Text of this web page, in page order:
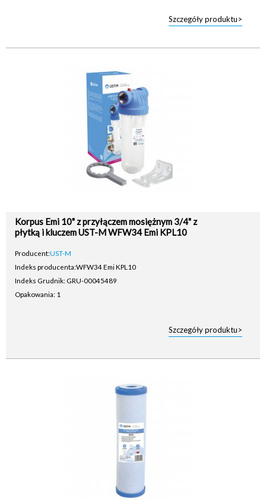
Szczegóły produktu>
Korpus Emi 10" z przyłączem mosiężnym 3/4" z
płytką i kluczem UST-M WFW34 Emi KPL10
Producent:UST-M
Indeks producenta:WFW34 Emi KPL10
Indeks Grudnik: GRU-00045489
Opakowania: 1
Szczegóły produktu>